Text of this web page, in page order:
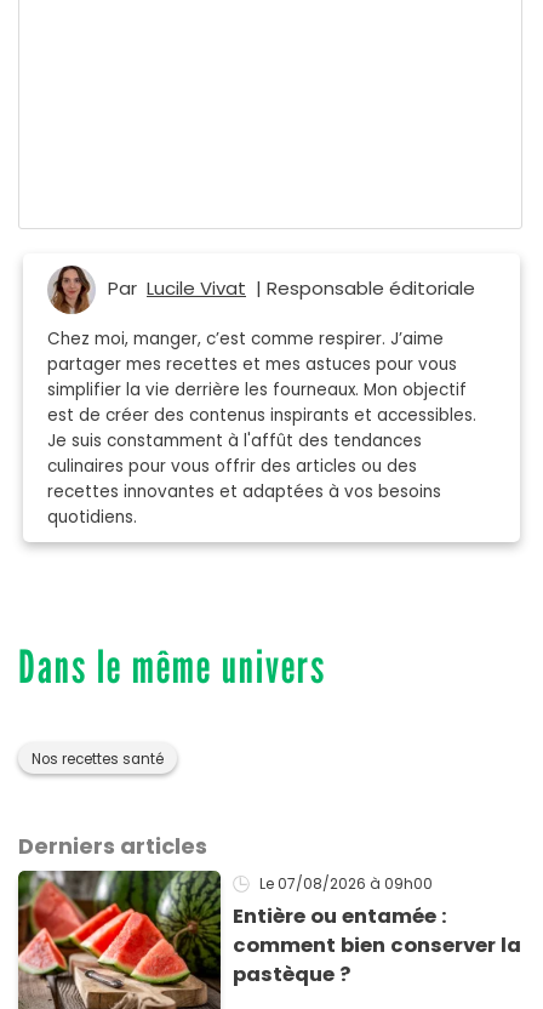
Par Lucile Vivat | Responsable éditoriale
Chez moi, manger, c’est comme respirer. J’aime
partager mes recettes et mes astuces pour vous
simplifier la vie derrière les fourneaux. Mon objectif
est de créer des contenus inspirants et accessibles.
Je suis constamment à l'affût des tendances
culinaires pour vous offrir des articles ou des
recettes innovantes et adaptées à vos besoins
quotidiens.
Dans le même univers
Nos recettes santé
Derniers articles
Le 07/08/2026 à 09h00
Entière ou entamée :
comment bien conserver la
pastèque ?